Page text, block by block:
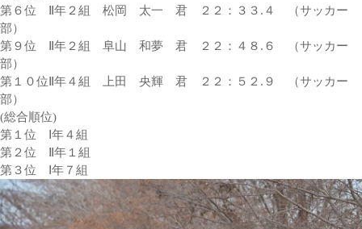
第６位 Ⅱ年２組 松岡 太一 君 ２２：３３.４ （サッカー
部）
第９位 Ⅱ年２組 阜山 和夢 君 ２２：４８.６ （サッカー
部）
第１０位Ⅱ年４組 上田 央輝 君 ２２：５２.９ （サッカー
部）
(総合順位)
第１位 Ⅰ年４組
第２位 Ⅱ年１組
第３位 Ⅰ年７組